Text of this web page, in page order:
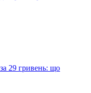
29 гривень: що